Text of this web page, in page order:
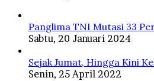
Panglima TNI Mutasi 33
Sabtu, 20 Januari 2024
Sejak Jumat, Hingga Kini
Senin, 25 April 2022